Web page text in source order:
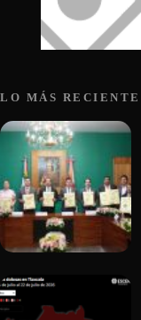
LO MÁS RECIENTE